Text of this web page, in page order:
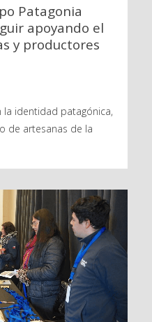
Patagonia
apoyando el
y productores
la identidad patagónica,
de artesanas de la